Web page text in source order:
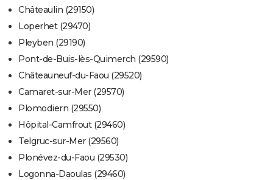
Châteaulin (29150)
Loperhet (29470)
Pleyben (29190)
Pont-de-Buis-lès-Quimerch (29590)
Châteauneuf-du-Faou (29520)
Camaret-sur-Mer (29570)
Plomodiern (29550)
Hôpital-Camfrout (29460)
Telgruc-sur-Mer (29560)
Plonévez-du-Faou (29530)
Logonna-Daoulas (29460)